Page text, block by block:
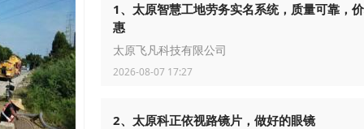
1、太原智慧工地劳务实名系统，质量可靠，
惠
太原飞凡科技有限公司
2026-08-07 17:27
2、太原科正依视路镜片，做好的眼镜